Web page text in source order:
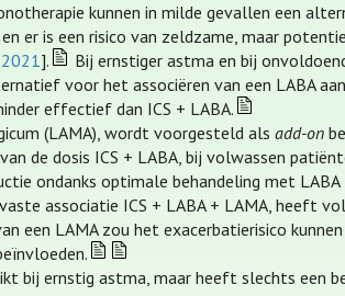
kunnen in milde gevallen een
er is een risico van zeldzame, maar
].
Bij ernstiger astma en bij
voor het associëren van een LABA aan
effectief dan ICS + LABA.
(LAMA), wordt voorgesteld als add-on
de dosis ICS + LABA, bij volwassen
ondanks optimale behandeling met LABA
associatie ICS + LABA + LAMA, heeft
een LAMA zou het exacerbatierisico
bij ernstig astma, maar heeft slechts een